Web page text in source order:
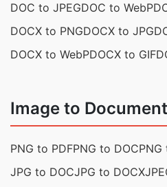
DOC to JPEGDOC to WebP
DOCX to PNGDOCX to JPG
DOCX to WebPDOCX to GIF
Image to Document
PNG to PDFPNG to DOCPNG
JPG to DOCJPG to DOCX